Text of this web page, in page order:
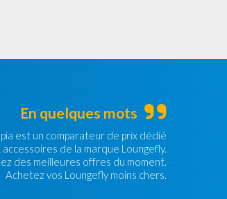
En quelques mots
est un comparateur de prix dédié
accessoires de la marque Loungefly.
des meilleures offres du moment.
Achetez vos Loungefly moins chers.